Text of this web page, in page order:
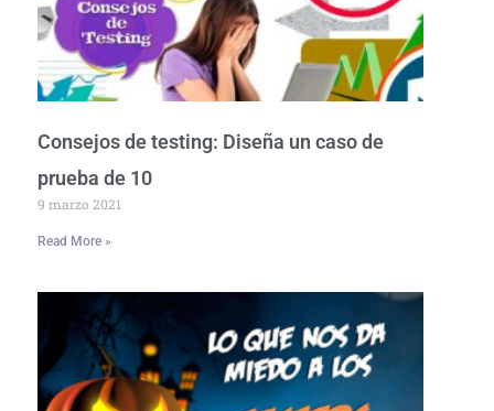
Consejos de testing: Diseña un caso de
prueba de 10
9 marzo 2021
Read More »